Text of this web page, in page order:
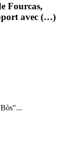
Fourcas,
avec (…)